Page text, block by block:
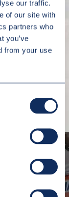
our traffic.
of our site with
partners who
you’ve
from your use
procesów
i magazynowych to
potrzeb
zakładów
wpływająca na
oraz jakość
WIĘCEJ